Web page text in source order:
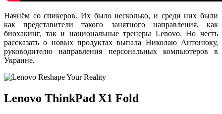
Начнём со спикеров. Их было несколько, и среди них были
как представители такого занятного направления, как
биохакинг, так и национальные тренеры Lenovo. Но честь
рассказать о новых продуктах выпала Николаю Антонюку,
руководителю направления персональных компьютеров в
Украине.
Lenovo ThinkPad X1 Fold